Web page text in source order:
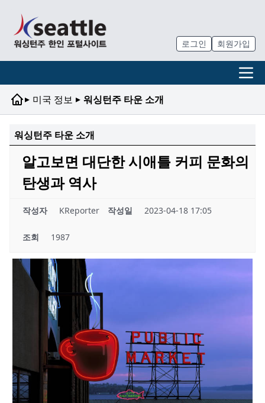
로그인 회원가입
▸ 미국 정보 ▸ 워싱턴주 타운 소개
워싱턴주 타운 소개
알고보면 대단한 시애틀 커피 문화의
탄생과 역사
작성자 KReporter 작성일 2023-04-18 17:05
조회 1987